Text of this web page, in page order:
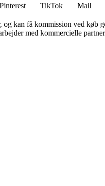
Pinterest TikTok Mail
kan få kommission ved køb
med kommercielle